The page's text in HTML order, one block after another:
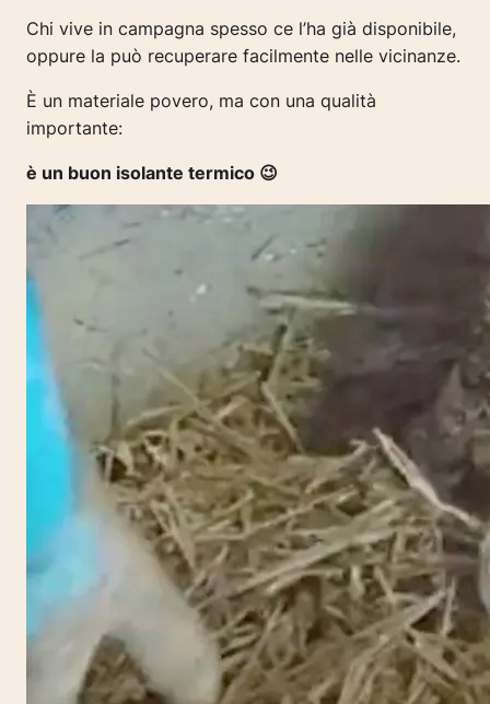
Chi vive in campagna spesso ce l’ha già disponibile,
oppure la può recuperare facilmente nelle vicinanze.
È un materiale povero, ma con una qualità
importante:
è un buon isolante termico 😉